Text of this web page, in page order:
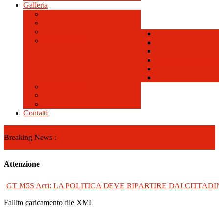
Galleria
Contatti
Breaking News :
GT M5S Acri: LA POLITICA DEVE RIPARTIRE DAI
Attenzione
Fallito caricamento file XML